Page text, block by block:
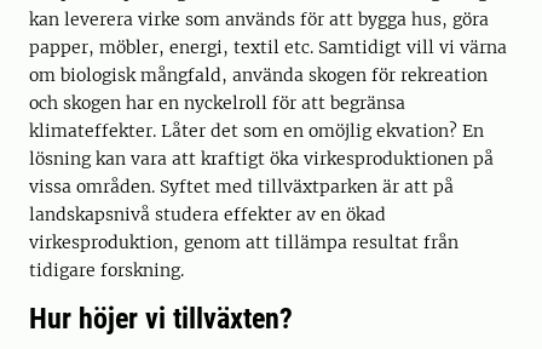
kan leverera virke som används för att bygga hus, göra
papper, möbler, energi, textil etc. Samtidigt vill vi värna
om biologisk mångfald, använda skogen för rekreation
och skogen har en nyckelroll för att begränsa
klimateffekter. Låter det som en omöjlig ekvation? En
lösning kan vara att kraftigt öka virkesproduktionen på
vissa områden. Syftet med tillväxtparken är att på
landskapsnivå studera effekter av en ökad
virkesproduktion, genom att tillämpa resultat från
tidigare forskning.
Hur höjer vi tillväxten?